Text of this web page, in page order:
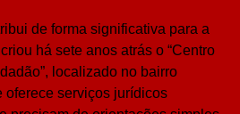
de forma significativa para a
há sete anos atrás o “Centro
localizado no bairro
oferece serviços jurídicos